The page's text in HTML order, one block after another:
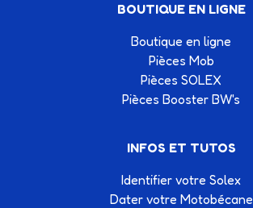
BOUTIQUE EN LIGNE
Boutique en ligne
Pièces Mob
Pièces SOLEX
Pièces Booster BW's
INFOS ET TUTOS
Identifier votre Solex
Dater votre Motobécane